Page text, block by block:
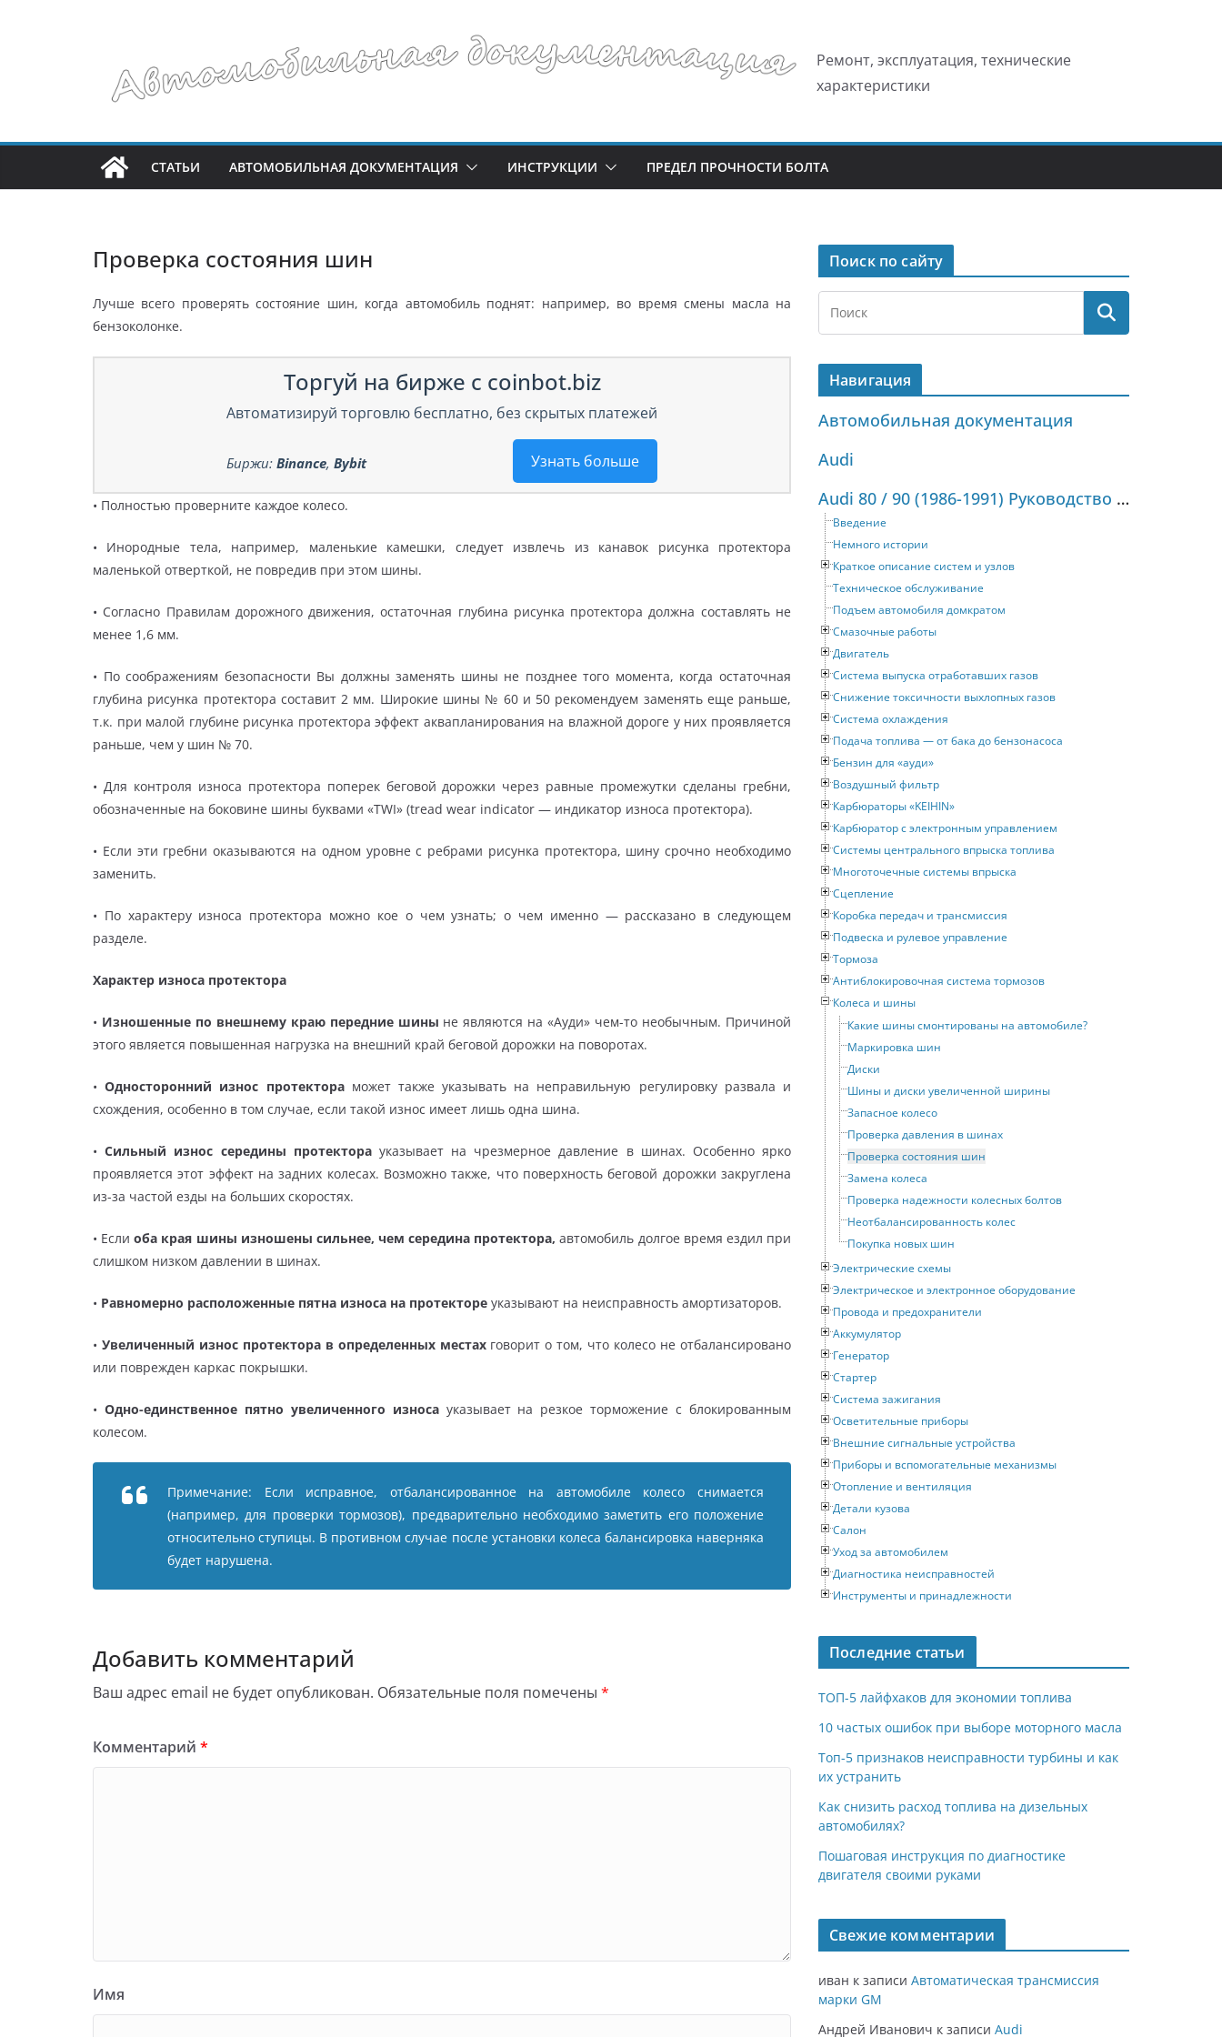
Ремонт, эксплуатация, технические
характеристики
СТАТЬИ АВТОМОБИЛЬНАЯ ДОКУМЕНТАЦИЯ ИНСТРУКЦИИ ПРЕДЕЛ ПРОЧНОСТИ БОЛТА
Проверка состояния шин
Лучше всего проверять состояние шин, когда автомобиль поднят: например, во время смены масла на
бензоколонке.
Торгуй на бирже с coinbot.biz
Автоматизируй торговлю бесплатно, без скрытых платежей
Узнать больше
Биржи: Binance, Bybit
• Полностью проверните каждое колесо.
• Инородные тела, например, маленькие камешки, следует извлечь из канавок рисунка протектора
маленькой отверткой, не повредив при этом шины.
• Согласно Правилам дорожного движения, остаточная глубина рисунка протектора должна составлять не
менее 1,6 мм.
• По соображениям безопасности Вы должны заменять шины не позднее того момента, когда остаточная
глубина рисунка протектора составит 2 мм. Широкие шины № 60 и 50 рекомендуем заменять еще раньше,
т.к. при малой глубине рисунка протектора эффект аквапланирования на влажной дороге у них проявляется
раньше, чем у шин № 70.
• Для контроля износа протектора поперек беговой дорожки через равные промежутки сделаны гребни,
обозначенные на боковине шины буквами «TWI» (tread wear indicator — индикатор износа протектора).
• Если эти гребни оказываются на одном уровне с ребрами рисунка протектора, шину срочно необходимо
заменить.
• По характеру износа протектора можно кое о чем узнать; о чем именно — рассказано в следующем
разделе.
Характер износа протектора
• Изношенные по внешнему краю передние шины не являются на «Ауди» чем-то необычным. Причиной
этого является повышенная нагрузка на внешний край беговой дорожки на поворотах.
•Односторонний износ протектора может также указывать на неправильную регулировку развала и
схождения, особенно в том случае, если такой износ имеет лишь одна шина.
•Сильный износ середины протектора указывает на чрезмерное давление в шинах. Особенно ярко
проявляется этот эффект на задних колесах. Возможно также, что поверхность беговой дорожки закруглена
из-за частой езды на больших скоростях.
• Еслиоба края шины изношены сильнее, чем середина протектора,автомобиль долгое время ездил при
слишком низком давлении в шинах.
• Равномерно расположенные пятна износа на протекторе указывают на неисправность амортизаторов.
• Увеличенный износ протектора в определенных местахговорит о том, что колесо не отбалансировано
или поврежден каркас покрышки.
• Одно-единственное пятно увеличенного износа указывает на резкое торможение с блокированным
колесом.
Примечание: Если исправное, отбалансированное на автомобиле колесо снимается
(например, для проверки тормозов), предварительно необходимо заметить его положение
относительно ступицы. В противном случае после установки колеса балансировка наверняка
будет нарушена.
Добавить комментарий
Ваш адрес email не будет опубликован. Обязательные поля помечены *
Комментарий *
Имя
Поиск по сайту
Навигация
Автомобильная документация
Audi
Audi 80 / 90 (1986-1991) Руководство по ремонту и техническому обслуживанию
Введение
Немного истории
Краткое описание систем и узлов
Техническое обслуживание
Подъем автомобиля домкратом
Смазочные работы
Двигатель
Система выпуска отработавших газов
Снижение токсичности выхлопных газов
Система охлаждения
Подача топлива — от бака до бензонасоса
Бензин для «ауди»
Воздушный фильтр
Карбюраторы «KEIHIN»
Карбюратор с электронным управлением
Системы центрального впрыска топлива
Многоточечные системы впрыска
Сцепление
Коробка передач и трансмиссия
Подвеска и рулевое управление
Тормоза
Антиблокировочная система тормозов
Колеса и шины
Какие шины смонтированы на автомобиле?
Маркировка шин
Диски
Шины и диски увеличенной ширины
Запасное колесо
Проверка давления в шинах
Проверка состояния шин
Замена колеса
Проверка надежности колесных болтов
Неотбалансированность колес
Покупка новых шин
Электрические схемы
Электрическое и электронное оборудование
Провода и предохранители
Аккумулятор
Генератор
Стартер
Система зажигания
Осветительные приборы
Внешние сигнальные устройства
Приборы и вспомогательные механизмы
Отопление и вентиляция
Детали кузова
Салон
Уход за автомобилем
Диагностика неисправностей
Инструменты и принадлежности
Последние статьи
ТОП-5 лайфхаков для экономии топлива
10 частых ошибок при выборе моторного масла
Топ-5 признаков неисправности турбины и как
их устранить
Как снизить расход топлива на дизельных
автомобилях?
Пошаговая инструкция по диагностике
двигателя своими руками
Свежие комментарии
иван к записи Автоматическая трансмиссия
марки GM
Андрей Иванович к записи Audi